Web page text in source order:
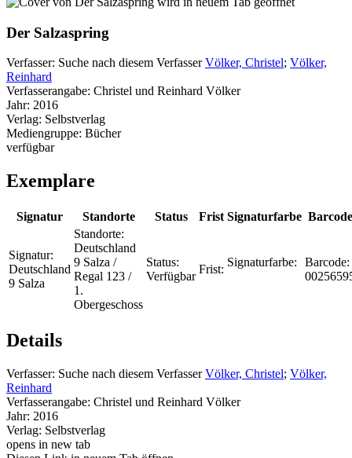
Der Salzaspring
Verfasser: Suche nach diesem Verfasser Völker, Christel; Völker,
Reinhard
Verfasserangabe: Christel und Reinhard Völker
Jahr: 2016
Verlag: Selbstverlag
Mediengruppe: Bücher
verfügbar
Exemplare
Signatur Standorte Status Frist Signaturfarbe Barcode
Signatur:
Deutschland
9 Salza
Standorte:
Deutschland
9 Salza /
Regal 123 /
1.
Obergeschoss
Status:
Verfügbar
Frist:
Signaturfarbe:
Barcode:
Details
Verfasser: Suche nach diesem Verfasser Völker, Christel; Völker,
Reinhard
Verfasserangabe: Christel und Reinhard Völker
Jahr: 2016
Verlag: Selbstverlag
opens in new tab